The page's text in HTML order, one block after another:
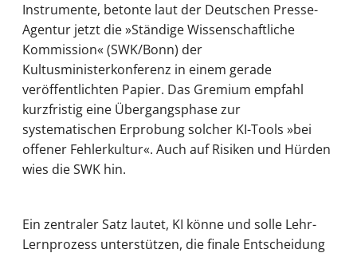
Instrumente, betonte laut der Deutschen Presse-
Agentur jetzt die »Ständige Wissenschaftliche
Kommission« (SWK/Bonn) der
Kultusministerkonferenz in einem gerade
veröffentlichten Papier. Das Gremium empfahl
kurzfristig eine Übergangsphase zur
systematischen Erprobung solcher KI-Tools »bei
offener Fehlerkultur«. Auch auf Risiken und Hürden
wies die SWK hin.
Ein zentraler Satz lautet, KI könne und solle Lehr-
Lernprozess unterstützen, die finale Entscheidung